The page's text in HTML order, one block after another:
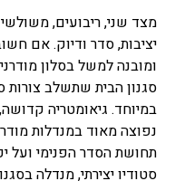
מצד שני, ריבועים,
יציבות, סדר ודיוק. אם
ומובנה למשל בסלון
סגנון הבית שתשלב צורות
במיוחד. גיאומטריה
נפוצה מאוד במנדלות
תחושת הסדר הפנימי ועל
סטודיו יצירתי, מנדלה